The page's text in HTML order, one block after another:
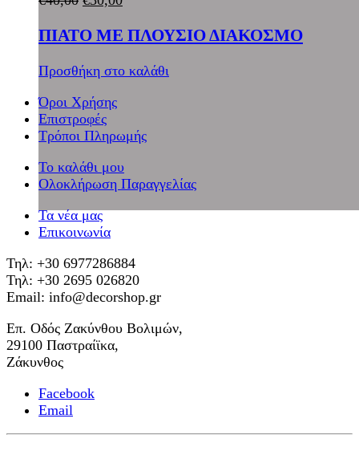
ΠΙΑΤΟ ΜΕ ΠΛΟΥΣΙΟ ΔΙΑΚΟΣΜΟ
Προσθήκη στο καλάθι
Όροι Χρήσης
Επιστροφές
Τρόποι Πληρωμής
Το καλάθι μου
Ολοκλήρωση Παραγγελίας
Τα νέα μας
Επικοινωνία
Τηλ: +30 6977286884
Τηλ: +30 2695 026820
Email: info@decorshop.gr
Επ. Οδός Ζακύνθου Βολιμών,
29100 Παστραίϊκα,
Ζάκυνθος
Facebook
Email